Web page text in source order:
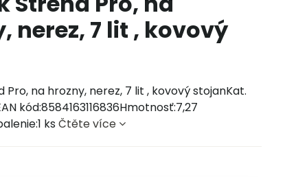
nerez, 7 lit , kovový
Pro, na hrozny, nerez, 7 lit , kovový stojanKat.
kód:8584163116836Hmotnosť:7,27
ksČtěte více